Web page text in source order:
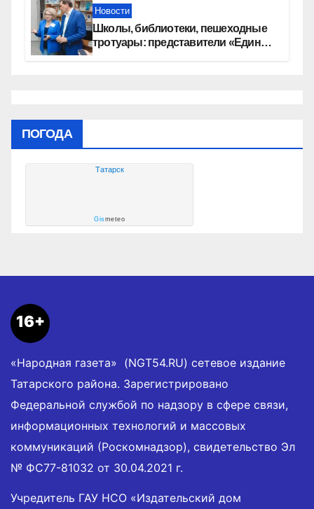
Новости
Школы, библиотеки, пешеходные
тротуары: представители «Единой
ПОГОДА
Татарск
Gismeteo
16+
«Народная газета» (NGT54.RU) сетевое издание
Татарского района. Зарегистрировано
Федеральной службой по надзору в сфере связи,
информационных технологий и массовых
коммуникаций (Роскомнадзор), свидетельство Эл
№ ФС77-81032 от 30.04.2021 г.
Учредитель ГАУ НСО «Издательский дом